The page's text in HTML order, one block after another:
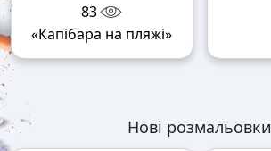
83
«Капібара на пляжі»
Нові розмальовки